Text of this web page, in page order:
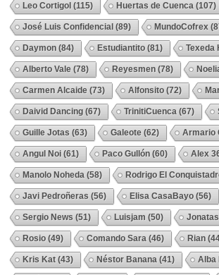
Leo Cortigol (115) Huertas de Cuenca (107)
José Luis Confidencial (89) MundoCofrex
Daymon (84) Estudiantito (81) Texeda
Alberto Vale (78) Reyesmen (78)
Carmen Alcaide (73) Alfonsito (72)
Daivid Dancing (67) TrinitiCuenca (67)
Guille Jotas (63) Galeote (62) Armario
Angul Noi (61) Paco Gullón (60) Alex
Manolo Noheda (58) Rodrigo El
Javi Pedroñeras (56) Elisa CasaBayo (56)
Sergio News (51) Luisjam (50) Jonatas
Rosio (49) Comando Sara (46) Rian
Kris Kat (43) Néstor Banana (41) Alba